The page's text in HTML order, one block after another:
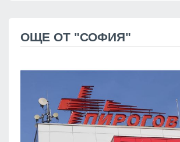
ОЩЕ ОТ "СОФИЯ"